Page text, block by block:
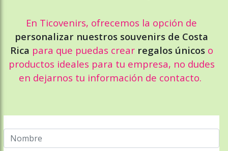
En Ticovenirs, ofrecemos la opción de
personalizar nuestros souvenirs de Costa
Rica para que puedas crear regalos únicos o
productos ideales para tu empresa, no dudes
en dejarnos tu información de contacto.